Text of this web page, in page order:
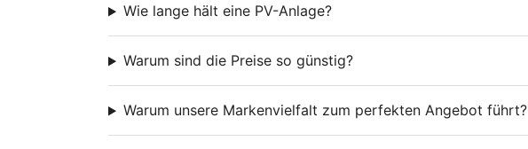
Wie lange hält eine PV-Anlage?
Warum sind die Preise so günstig?
Warum unsere Markenvielfalt zum perfekten Angebot führt?